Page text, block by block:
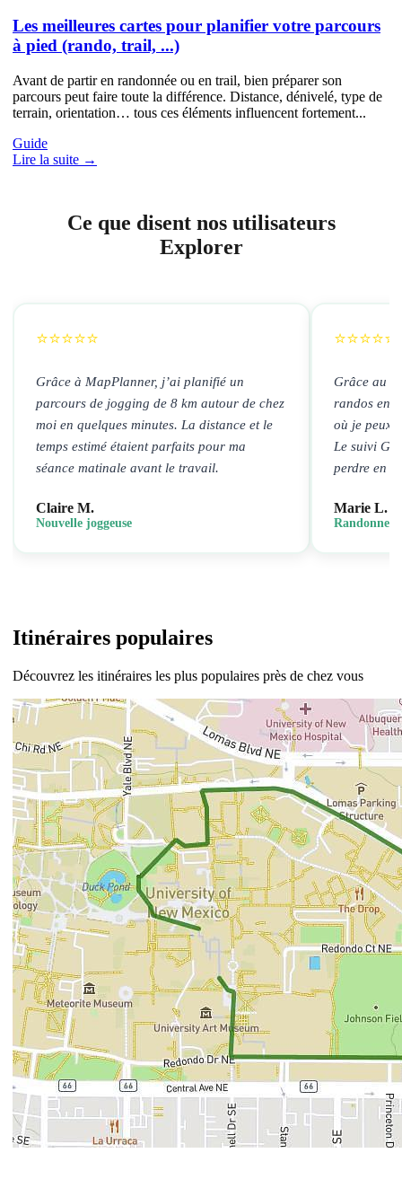
Les meilleures cartes pour planifier votre parcours
à pied (rando, trail, ...)
Avant de partir en randonnée ou en trail, bien préparer son
parcours peut faire toute la différence. Distance, dénivelé, type de
terrain, orientation… tous ces éléments influencent fortement...
Guide
Lire la suite →
Ce que disent nos utilisateurs
Explorer
⭐⭐⭐⭐⭐
Grâce à MapPlanner, j’ai planifié un
parcours de jogging de 8 km autour de chez
moi en quelques minutes. La distance et le
temps estimé étaient parfaits pour ma
séance matinale avant le travail.
Claire M.
Nouvelle joggeuse
⭐⭐⭐⭐⭐
Grâce au
randos en
où je peux
Le suivi
perdre en
Marie L.
Itinéraires populaires
Découvrez les itinéraires les plus populaires près de chez vous